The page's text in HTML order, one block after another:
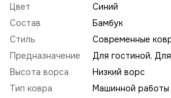
Цвет
Синий
Состав
Бамбук
Стиль
Современные
Предназначение
Для гостиной,
Высота ворса
Низкий ворс
Тип ковра
Машинной работы